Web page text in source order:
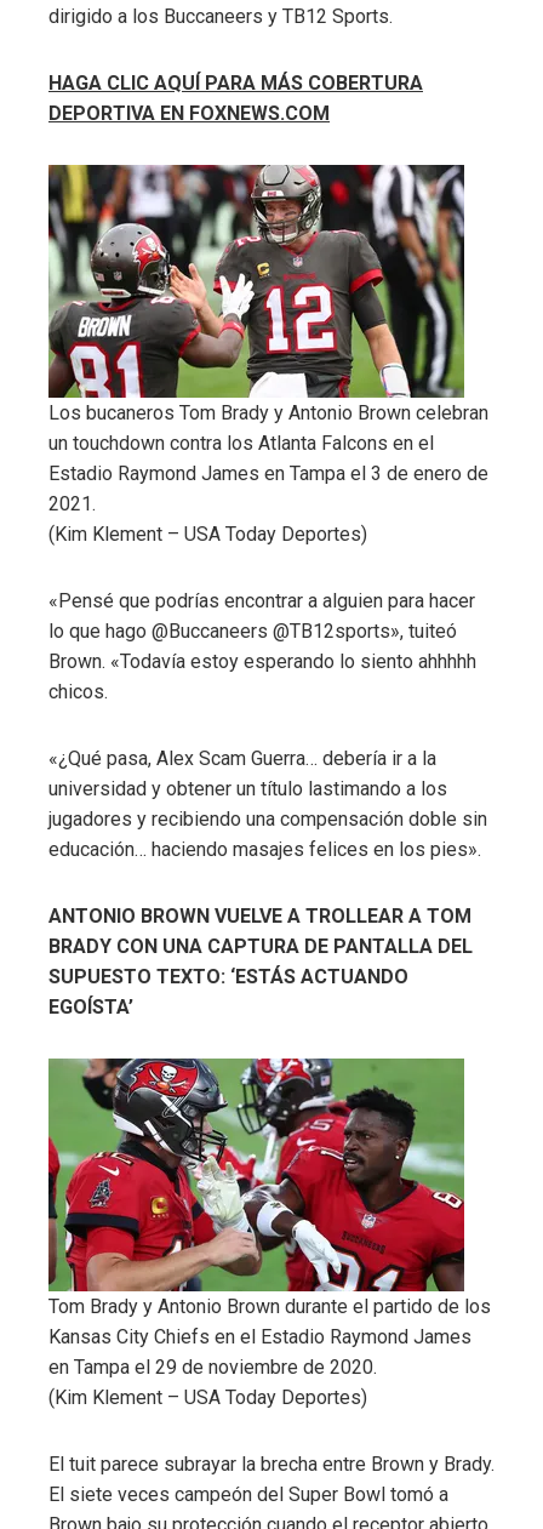
dirigido a los Buccaneers y TB12 Sports.
HAGA CLIC AQUÍ PARA MÁS COBERTURA
DEPORTIVA EN FOXNEWS.COM
Los bucaneros Tom Brady y Antonio Brown celebran
un touchdown contra los Atlanta Falcons en el
Estadio Raymond James en Tampa el 3 de enero de
2021.
(Kim Klement – USA Today Deportes)
«Pensé que podrías encontrar a alguien para hacer
lo que hago @Buccaneers @TB12sports», tuiteó
Brown. «Todavía estoy esperando lo siento ahhhhh
chicos.
«¿Qué pasa, Alex Scam Guerra… debería ir a la
universidad y obtener un título lastimando a los
jugadores y recibiendo una compensación doble sin
educación… haciendo masajes felices en los pies».
ANTONIO BROWN VUELVE A TROLLEAR A TOM
BRADY CON UNA CAPTURA DE PANTALLA DEL
SUPUESTO TEXTO: ‘ESTÁS ACTUANDO
EGOÍSTA’
Tom Brady y Antonio Brown durante el partido de los
Kansas City Chiefs en el Estadio Raymond James
en Tampa el 29 de noviembre de 2020.
(Kim Klement – USA Today Deportes)
El tuit parece subrayar la brecha entre Brown y Brady.
El siete veces campeón del Super Bowl tomó a